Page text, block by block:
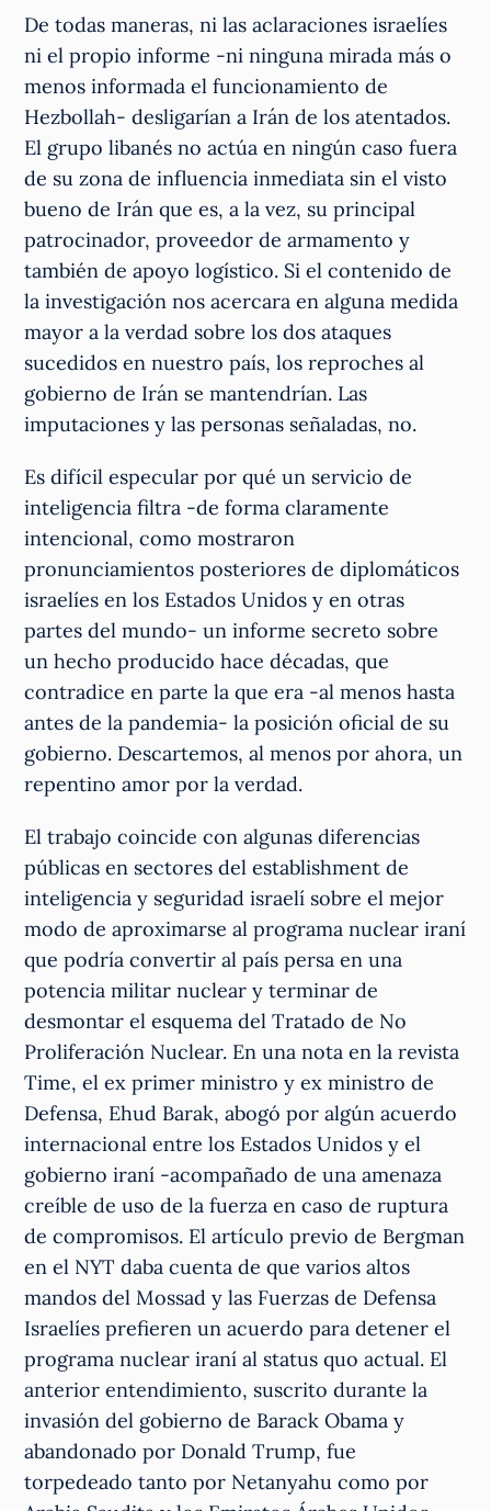
De todas maneras, ni las aclaraciones israelíes
ni el propio informe -ni ninguna mirada más o
menos informada el funcionamiento de
Hezbollah- desligarían a Irán de los atentados.
El grupo libanés no actúa en ningún caso fuera
de su zona de influencia inmediata sin el visto
bueno de Irán que es, a la vez, su principal
patrocinador, proveedor de armamento y
también de apoyo logístico. Si el contenido de
la investigación nos acercara en alguna medida
mayor a la verdad sobre los dos ataques
sucedidos en nuestro país, los reproches al
gobierno de Irán se mantendrían. Las
imputaciones y las personas señaladas, no.
Es difícil especular por qué un servicio de
inteligencia filtra -de forma claramente
intencional, como mostraron
pronunciamientos posteriores de diplomáticos
israelíes en los Estados Unidos y en otras
partes del mundo- un informe secreto sobre
un hecho producido hace décadas, que
contradice en parte la que era -al menos hasta
antes de la pandemia- la posición oficial de su
gobierno. Descartemos, al menos por ahora, un
repentino amor por la verdad.
El trabajo coincide con algunas diferencias
públicas en sectores del establishment de
inteligencia y seguridad israelí sobre el mejor
modo de aproximarse al programa nuclear iraní
que podría convertir al país persa en una
potencia militar nuclear y terminar de
desmontar el esquema del Tratado de No
Proliferación Nuclear. En una nota en la revista
Time, el ex primer ministro y ex ministro de
Defensa, Ehud Barak, abogó por algún acuerdo
internacional entre los Estados Unidos y el
gobierno iraní -acompañado de una amenaza
creíble de uso de la fuerza en caso de ruptura
de compromisos. El artículo previo de Bergman
en el NYT daba cuenta de que varios altos
mandos del Mossad y las Fuerzas de Defensa
Israelíes prefieren un acuerdo para detener el
programa nuclear iraní al status quo actual. El
anterior entendimiento, suscrito durante la
invasión del gobierno de Barack Obama y
abandonado por Donald Trump, fue
torpedeado tanto por Netanyahu como por